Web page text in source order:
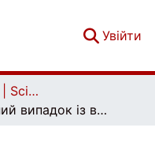
Увійти
Наукові публікації | Scientific publications
Нещасний випадок із водієм на транспорті: характеристика, спільні та відмінні риси із нещасним випадком на виробництві